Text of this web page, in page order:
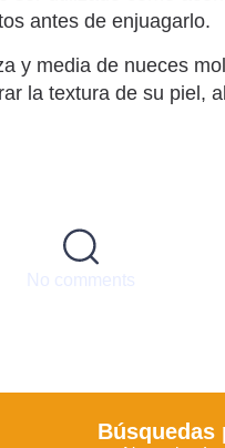
antes de enjuagarlo.
y media de nueces
la textura de su piel,
No comments
Búsquedas